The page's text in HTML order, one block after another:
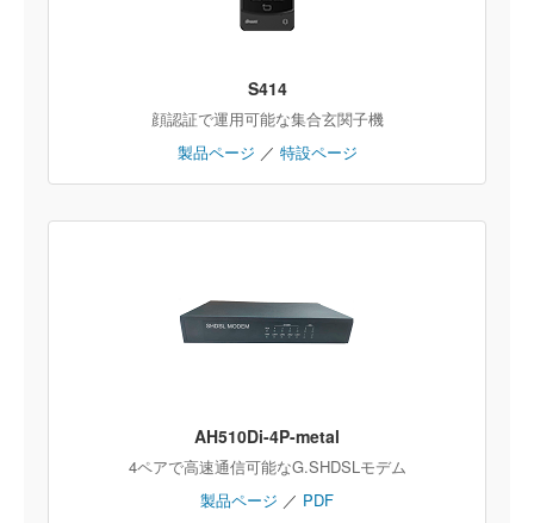
S414
顔認証で運用可能な集合玄関子機
製品ページ ／ 特設ページ
AH510Di-4P-metal
4ペアで高速通信可能なG.SHDSLモデム
製品ページ ／ PDF